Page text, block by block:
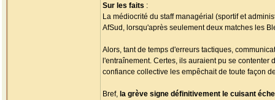
Sur les faits :
La médiocrité du staff managérial (sportif et
AfSud, lorsqu'après seulement deux matches les
Alors, tant de temps d'erreurs tactiques,
l'entraînement. Certes, ils auraient pu se
confiance collective les empêchait de toute façon
Bref, la grève signe définitivement le cuisant